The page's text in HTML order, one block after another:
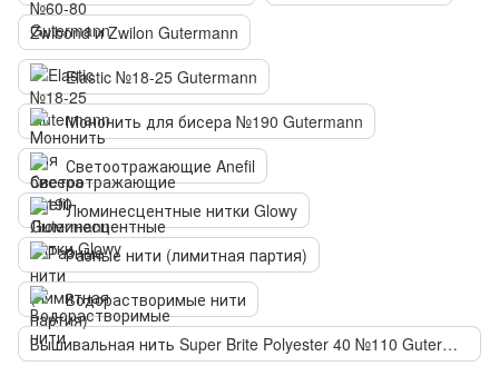
Zwibond и Zwilon Gutermann
Elastic №18-25 Gutermann
Мононить для бисера №190 Gutermann
Светоотражающие Anefil
Люминесцентные нитки Glowy
Разные нити (лимитная партия)
Водорастворимые нити
Вышивальная нить Super Brite Polyester 40 №110 Gutermann